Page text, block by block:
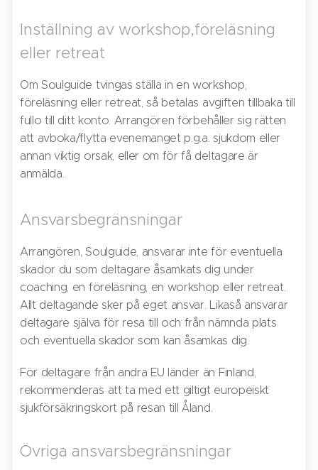
Inställning av workshop,föreläsning
eller retreat
Om Soulguide tvingas ställa in en workshop,
föreläsning eller retreat, så betalas avgiften tillbaka till
fullo till ditt konto. Arrangören förbehåller sig rätten
att avboka/flytta evenemanget p.g.a. sjukdom eller
annan viktig orsak, eller om för få deltagare är
anmälda.
Ansvarsbegränsningar
Arrangören, Soulguide, ansvarar inte för eventuella
skador du som deltagare åsamkats dig under
coaching, en föreläsning, en workshop eller retreat.
Allt deltagande sker på eget ansvar. Likaså ansvarar
deltagare själva för resa till och från nämnda plats
och eventuella skador som kan åsamkas dig.
För deltagare från andra EU länder än Finland,
rekommenderas att ta med ett giltigt europeiskt
sjukförsäkringskort på resan till Åland.
Övriga ansvarsbegränsningar